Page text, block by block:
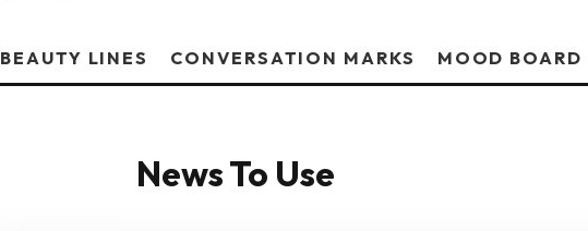
BEAUTY LINES CONVERSATION MARKS MOOD BOARD
News To Use